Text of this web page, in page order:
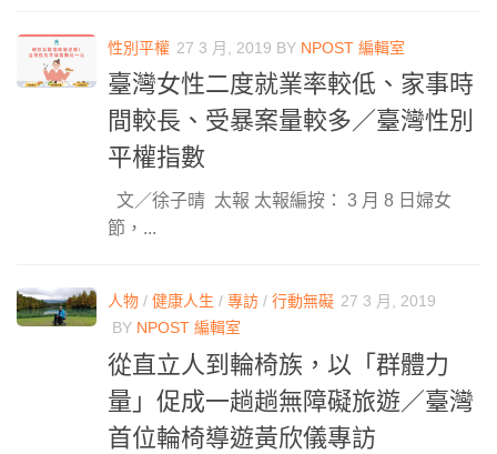
性別平權 27 3 月, 2019 BY NPOST 編輯室
臺灣女性二度就業率較低、家事時
間較長、受暴案量較多／臺灣性別
平權指數
文／徐子晴 太報 太報編按： 3 月 8 日婦女
節，...
人物 / 健康人生 / 專訪 / 行動無礙 27 3 月, 2019
BY NPOST 編輯室
從直立人到輪椅族，以「群體力
量」促成一趟趟無障礙旅遊／臺灣
首位輪椅導遊黃欣儀專訪